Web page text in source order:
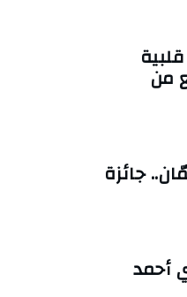
من
جائزة
أحمد